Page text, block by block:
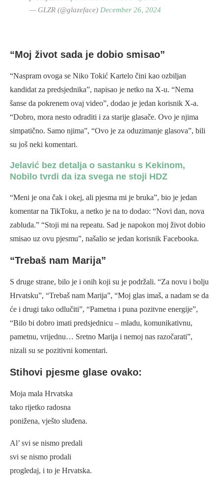
— GLZR (@glazeface) December 26, 2024
“Moj život sada je dobio smisao”
“Naspram ovoga se Niko Tokić Kartelo čini kao ozbiljan
kandidat za predsjednika”, napisao je netko na X-u. “Nema
šanse da pokrenem ovaj video”, dodao je jedan korisnik X-a.
“Dobro, mora nesto odraditi i za starije glasače. Ovo je njima
simpatično. Samo njima”, “Ovo je za oduzimanje glasova”, bili
su još neki komentari.
Jelavić bez detalja o sastanku s Kekinom,
Nobilo tvrdi da iza svega ne stoji HDZ
“Meni je ona čak i okej, ali pjesma mi je bruka”, bio je jedan
komentar na TikToku, a netko je na to dodao: “Novi dan, nova
zabluda.” “Stoji mi na repeatu. Sad je napokon moj život dobio
smisao uz ovu pjesmu”, našalio se jedan korisnik Facebooka.
“Trebaš nam Marija”
S druge strane, bilo je i onih koji su je podržali. “Za novu i bolju
Hrvatsku”, “Trebaš nam Marija”, “Moj glas imaš, a nadam se da
će i drugi tako odlučiti”, “Pametna i puna pozitvne energije”,
“Bilo bi dobro imati predsjednicu – mladu, komunikativnu,
pametnu, vrijednu… Sretno Marija i nemoj nas razočarati”,
nizali su se pozitivni komentari.
Stihovi pjesme glase ovako:
Moja mala Hrvatska
tako rijetko radosna
ponižena, vješto sluđena.
Al’ svi se nismo predali
svi se nismo prodali
progledaj, i to je Hrvatska.